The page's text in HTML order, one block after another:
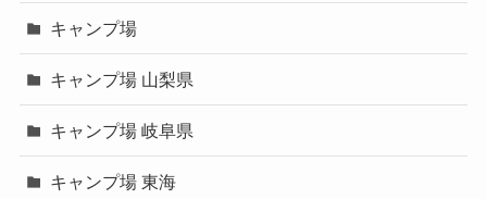
キャンプ場
キャンプ場 山梨県
キャンプ場 岐阜県
キャンプ場 東海